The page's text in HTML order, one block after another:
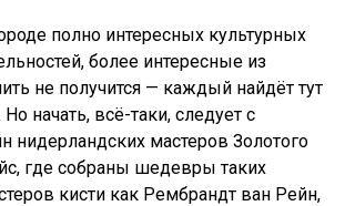
полно интересных культурных
более интересные из
не получится — каждый найдёт тут
Но начать, всё-таки, следует с
нидерландских мастеров Золотого
где собраны шедевры таких
кисти как Рембрандт ван Рейн,